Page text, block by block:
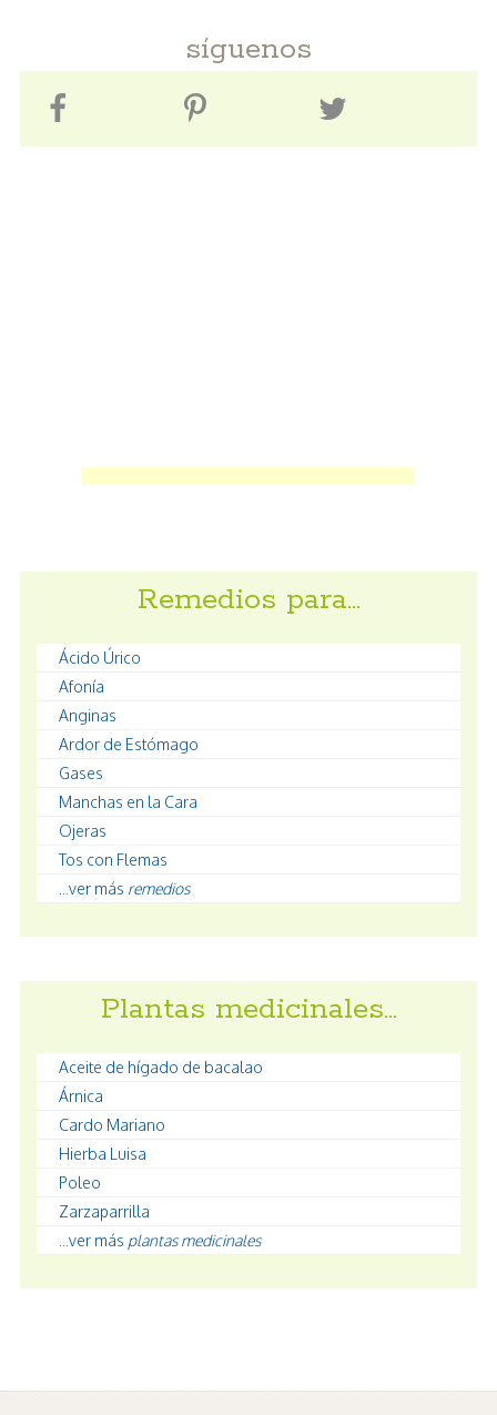
síguenos
Remedios para…
Ácido Úrico
Afonía
Anginas
Ardor de Estómago
Gases
Manchas en la Cara
Ojeras
Tos con Flemas
...ver más remedios
Plantas medicinales…
Aceite de hígado de bacalao
Árnica
Cardo Mariano
Hierba Luisa
Poleo
Zarzaparrilla
...ver más plantas medicinales